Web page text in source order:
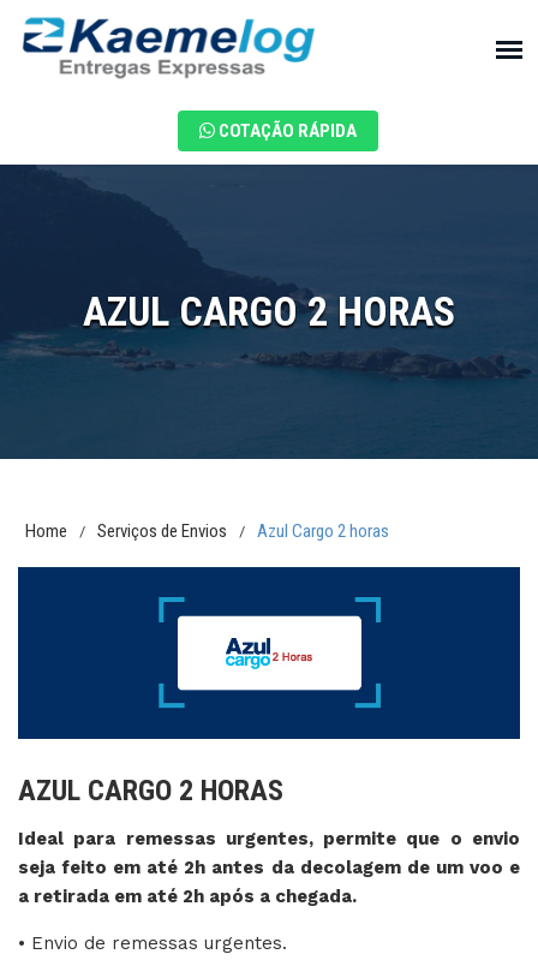
COTAÇÃO RÁPIDA
AZUL CARGO 2 HORAS
Home / Serviços de Envios / Azul Cargo 2 horas
AZUL CARGO 2 HORAS
Ideal para remessas urgentes, permite que o envio
seja feito em até 2h antes da decolagem de um voo e
a retirada em até 2h após a chegada.
• Envio de remessas urgentes.